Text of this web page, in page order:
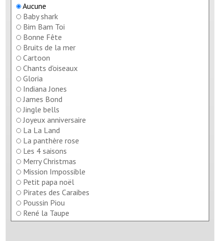
Aucune
Baby shark
Bim Bam Toi
Bonne Fête
Bruits de la mer
Cartoon
Chants d'oiseaux
Gloria
Indiana Jones
James Bond
Jingle bells
Joyeux anniversaire
La La Land
La panthère rose
Les 4 saisons
Merry Christmas
Mission Impossible
Petit papa noël
Pirates des Caraibes
Poussin Piou
René la Taupe